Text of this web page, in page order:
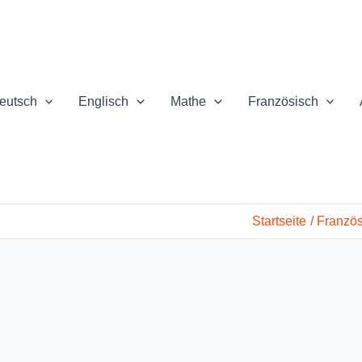
Englisch Mathe Französisch
Startseite